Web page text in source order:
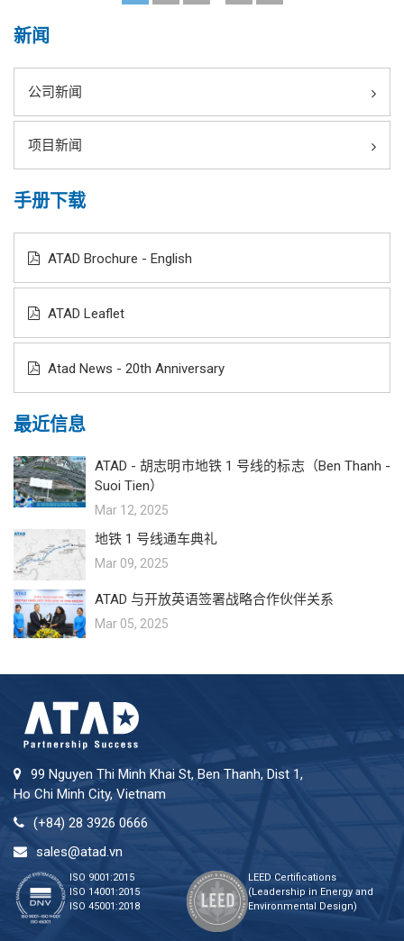
新闻
公司新闻
项目新闻
手册下载
ATAD Brochure - English
ATAD Leaflet
Atad News - 20th Anniversary
最近信息
ATAD - 胡志明市地铁 1 号线的标志（Ben Thanh -
Suoi Tien）
Mar 12, 2025
地铁 1 号线通车典礼
Mar 09, 2025
ATAD 与开放英语签署战略合作伙伴关系
Mar 05, 2025
99 Nguyen Thi Minh Khai St, Ben Thanh, Dist 1,
Ho Chi Minh City, Vietnam
(+84) 28 3926 0666
sales@atad.vn
ISO 9001:2015
ISO 14001:2015
ISO 45001:2018
LEED Certifications
(Leadership in Energy and
Environmental Design)